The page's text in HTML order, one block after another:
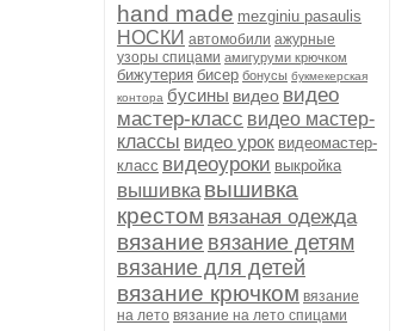
hand made mezginiu pasaulis
НОСКИ автомобили ажурные
узоры спицами амигуруми крючком
бижутерия бисер бонусы букмекерская
контора бусины видео видео
мастер-класс видео мастер-
классы видео урок видеомастер-
класс видеоуроки выкройка
вышивка вышивка
крестом вязаная одежда
вязание вязание детям
вязание для детей
вязание крючком вязание
на лето вязание на лето спицами